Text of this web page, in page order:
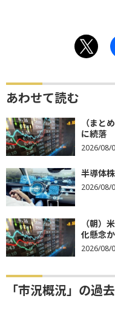
あわせて読む
（まと
に続落
2026/08/
半導体
2026/08/
（朝）
化懸念
2026/08/
「市況概況」の過